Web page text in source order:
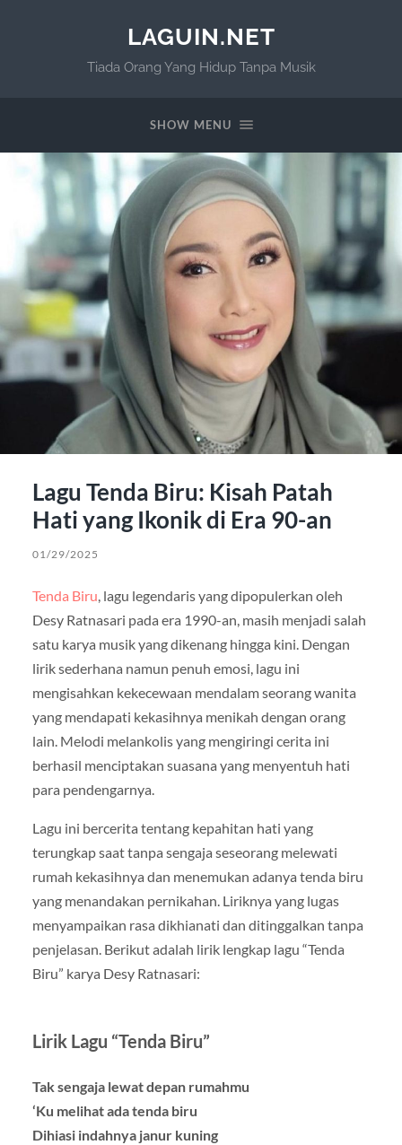
LAGUIN.NET
Tiada Orang Yang Hidup Tanpa Musik
SHOW MENU
Lagu Tenda Biru: Kisah Patah
Hati yang Ikonik di Era 90-an
01/29/2025
Tenda Biru, lagu legendaris yang dipopulerkan oleh
Desy Ratnasari pada era 1990-an, masih menjadi salah
satu karya musik yang dikenang hingga kini. Dengan
lirik sederhana namun penuh emosi, lagu ini
mengisahkan kekecewaan mendalam seorang wanita
yang mendapati kekasihnya menikah dengan orang
lain. Melodi melankolis yang mengiringi cerita ini
berhasil menciptakan suasana yang menyentuh hati
para pendengarnya.
Lagu ini bercerita tentang kepahitan hati yang
terungkap saat tanpa sengaja seseorang melewati
rumah kekasihnya dan menemukan adanya tenda biru
yang menandakan pernikahan. Liriknya yang lugas
menyampaikan rasa dikhianati dan ditinggalkan tanpa
penjelasan. Berikut adalah lirik lengkap lagu “Tenda
Biru” karya Desy Ratnasari:
Lirik Lagu “Tenda Biru”
Tak sengaja lewat depan rumahmu
‘Ku melihat ada tenda biru
Dihiasi indahnya janur kuning